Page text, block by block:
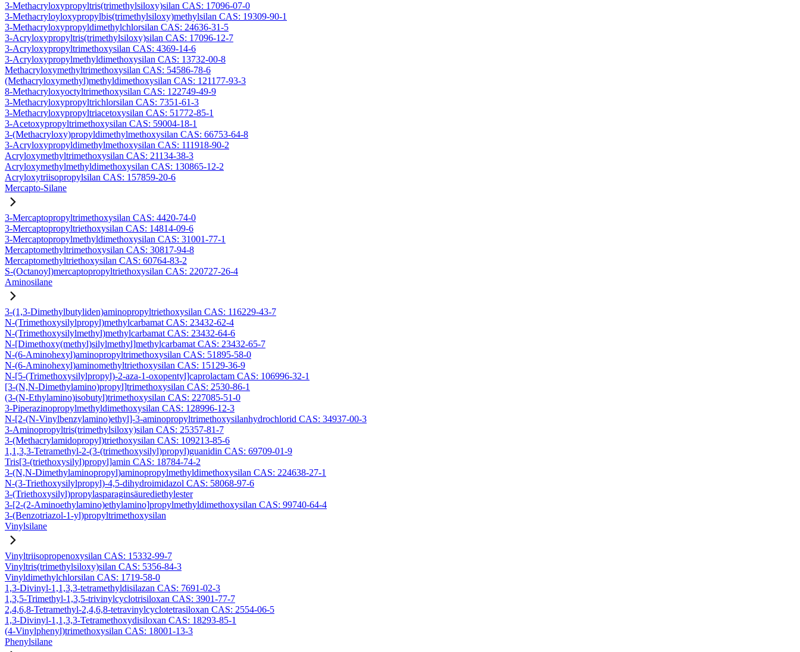
3-Methacryloxypropyltris(trimethylsiloxy)silan CAS: 17096-07-0
3-Methacryloyloxypropylbis(trimethylsiloxy)methylsilan CAS: 19309-90-1
3-Methacryloxypropyldimethylchlorsilan CAS: 24636-31-5
3-Acryloxypropyltris(trimethylsiloxy)silan CAS: 17096-12-7
3-Acryloxypropyltrimethoxysilan CAS: 4369-14-6
3-Acryloxypropylmethyldimethoxysilan CAS: 13732-00-8
Methacryloxymethyltrimethoxysilan CAS: 54586-78-6
(Methacryloxymethyl)methyldimethoxysilan CAS: 121177-93-3
8-Methacryloxyoctyltrimethoxysilan CAS: 122749-49-9
3-Methacryloxypropyltrichlorsilan CAS: 7351-61-3
3-Methacryloxypropyltriacetoxysilan CAS: 51772-85-1
3-Acetoxypropyltrimethoxysilan CAS: 59004-18-1
3-(Methacryloxy)propyldimethylmethoxysilan CAS: 66753-64-8
3-Acryloxypropyldimethylmethoxysilan CAS: 111918-90-2
Acryloxymethyltrimethoxysilan CAS: 21134-38-3
Acryloxymethylmethyldimethoxysilan CAS: 130865-12-2
Acryloxytriisopropylsilan CAS: 157859-20-6
Mercapto-Silane
3-Mercaptopropyltrimethoxysilan CAS: 4420-74-0
3-Mercaptopropyltriethoxysilan CAS: 14814-09-6
3-Mercaptopropylmethyldimethoxysilan CAS: 31001-77-1
Mercaptomethyltrimethoxysilan CAS: 30817-94-8
Mercaptomethyltriethoxysilan CAS: 60764-83-2
S-(Octanoyl)mercaptopropyltriethoxysilan CAS: 220727-26-4
Aminosilane
3-(1,3-Dimethylbutyliden)aminopropyltriethoxysilan CAS: 116229-43-7
N-(Trimethoxysilylpropyl)methylcarbamat CAS: 23432-62-4
N-(Trimethoxysilylmethyl)methylcarbamat CAS: 23432-64-6
N-[Dimethoxy(methyl)silylmethyl]methylcarbamat CAS: 23432-65-7
N-(6-Aminohexyl)aminopropyltrimethoxysilan CAS: 51895-58-0
N-(6-Aminohexyl)aminomethyltriethoxysilan CAS: 15129-36-9
N-[5-(Trimethoxysilylpropyl)-2-aza-1-oxopentyl]caprolactam CAS: 106996-32-1
[3-(N,N-Dimethylamino)propyl]trimethoxysilan CAS: 2530-86-1
(3-(N-Ethylamino)isobutyl)trimethoxysilan CAS: 227085-51-0
3-Piperazinopropylmethyldimethoxysilan CAS: 128996-12-3
N-[2-(N-Vinylbenzylamino)ethyl]-3-aminopropyltrimethoxysilanhydrochlorid CAS: 34937-00-3
3-Aminopropyltris(trimethylsiloxy)silan CAS: 25357-81-7
3-(Methacrylamidopropyl)triethoxysilan CAS: 109213-85-6
1,1,3,3-Tetramethyl-2-(3-(trimethoxysilyl)propyl)guanidin CAS: 69709-01-9
Tris[3-(triethoxysilyl)propyl]amin CAS: 18784-74-2
3-(N,N-Dimethylaminopropyl)aminopropylmethyldimethoxysilan CAS: 224638-27-1
N-(3-Triethoxysilylpropyl)-4,5-dihydroimidazol CAS: 58068-97-6
3-(Triethoxysilyl)propylasparaginsäurediethylester
3-[2-(2-Aminoethylamino)ethylamino]propylmethyldimethoxysilan CAS: 99740-64-4
3-(Benzotriazol-1-yl)propyltrimethoxysilan
Vinylsilane
Vinyltriisopropenoxysilan CAS: 15332-99-7
Vinyltris(trimethylsiloxy)silan CAS: 5356-84-3
Vinyldimethylchlorsilan CAS: 1719-58-0
1,3-Divinyl-1,1,3,3-tetramethyldisilazan CAS: 7691-02-3
1,3,5-Trimethyl-1,3,5-trivinylcyclotrisiloxan CAS: 3901-77-7
2,4,6,8-Tetramethyl-2,4,6,8-tetravinylcyclotetrasiloxan CAS: 2554-06-5
1,3-Divinyl-1,1,3,3-Tetramethoxydisiloxan CAS: 18293-85-1
(4-Vinylphenyl)trimethoxysilan CAS: 18001-13-3
Phenylsilane